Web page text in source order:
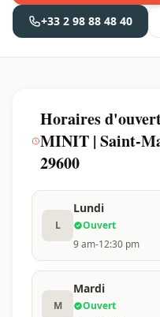
+33 2 98 88 48 40
Horaires
MINIT | Saint-
29600
L
Lundi
Ouvert
9 am-12:30 pm
M
Mardi
Ouvert